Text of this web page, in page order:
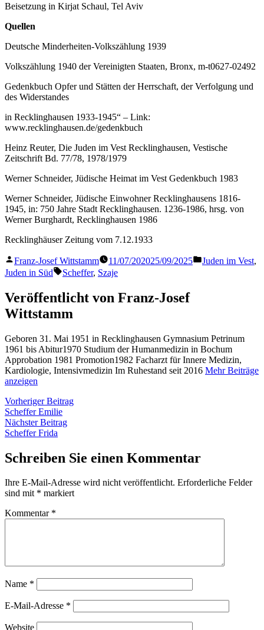
Beisetzung in Kirjat Schaul, Tel Aviv
Quellen
Deutsche Minderheiten-Volkszählung 1939
Volkszählung 1940 der Vereinigten Staaten, Bronx, m-t0627-02492
Gedenkbuch Opfer und Stätten der Herrschaft, der Verfolgung und
des Widerstandes
in Recklinghausen 1933-1945“ – Link:
www.recklinghausen.de/gedenkbuch
Heinz Reuter, Die Juden im Vest Recklinghausen, Vestische
Zeitschrift Bd. 77/78, 1978/1979
Werner Schneider, Jüdische Heimat im Vest Gedenkbuch 1983
Werner Schneider, Jüdische Einwohner Recklinghausens 1816-
1945, in: 750 Jahre Stadt Recklinghausen. 1236-1986, hrsg. von
Werner Burghardt, Recklinghausen 1986
Recklinghäuser Zeitung vom 7.12.1933
Veröffentlicht
von
Franz-Josef Wittstamm 11/07/202025/09/2025
Veröffentlicht
Juden im Vest,
Juden in Süd
Schlagwörter:
Scheffer, Szaje
Veröffentlicht von Franz-Josef
Wittstamm
Geboren 31. Mai 1951 in Recklinghausen Gymnasium Petrinum
1961 bis Abitur1970 Studium der Humanmedizin in Bochum
Approbation 1981 Promotion1982 Facharzt für Innere Medizin,
Kardiologie, Intensivmedizin Im Ruhestand seit 2016 Mehr Beiträge
anzeigen
Beitragsnavigation
Vorheriger BeitragVorheriger
Scheffer Emilie
Nächster BeitragNächster
Scheffer Frida
Schreiben Sie einen Kommentar
Ihre E-Mail-Adresse wird nicht veröffentlicht. Erforderliche Felder
sind mit * markiert
Kommentar *
Name *
E-Mail-Adresse *
Website